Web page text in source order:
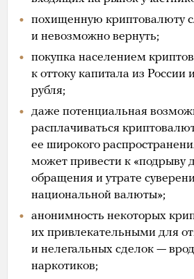
похищенную криптовалюту
и невозможно вернуть;
покупка населением
к оттоку капитала из России
рубля;
даже потенциальная
расплачиваться
ее широкого
может привести к «подрыву
обращения и утрате
национальной валюты»;
анонимность некоторых
их привлекательными для
и нелегальных сделок —
наркотиков;